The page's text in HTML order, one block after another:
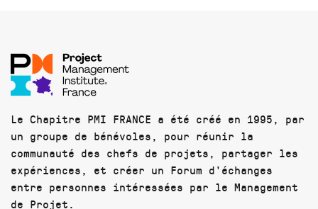
Le Chapitre PMI FRANCE a été créé en 1995, par
un groupe de bénévoles, pour réunir la
communauté des chefs de projets, partager les
expériences, et créer un Forum d'échanges
entre personnes intéressées par le Management
de Projet.